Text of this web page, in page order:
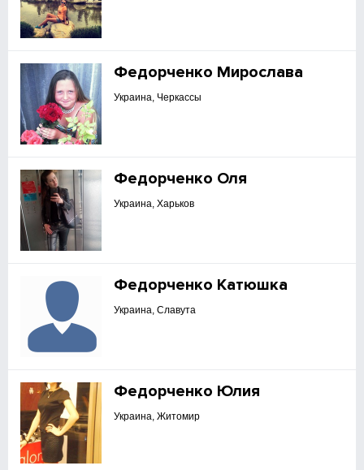
Федорченко Мирослава
Украина, Черкассы
Федорченко Оля
Украина, Харьков
Федорченко Катюшка
Украина, Славута
Федорченко Юлия
Украина, Житомир